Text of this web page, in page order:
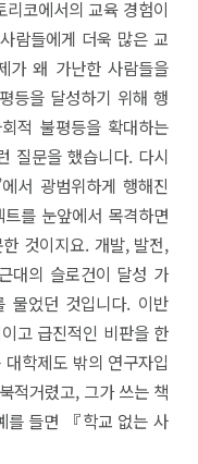
코에서의 교육 경험이
람들에게 더욱 많은 교
가 왜 가난한 사람들을
등을 달성하기 위해 행
적 불평등을 확대하는
질문을 했습니다. 다시
서 광범위하게 행해진
를 눈앞에서 목격하면
것이지요. 개발, 발전,
대의 슬로건이 달성 가
물었던 것입니다. 이반
고 급진적인 비판을 한
학제도 밖의 연구자입
적거렸고, 그가 쓰는 책
를 들면 『학교 없는 사